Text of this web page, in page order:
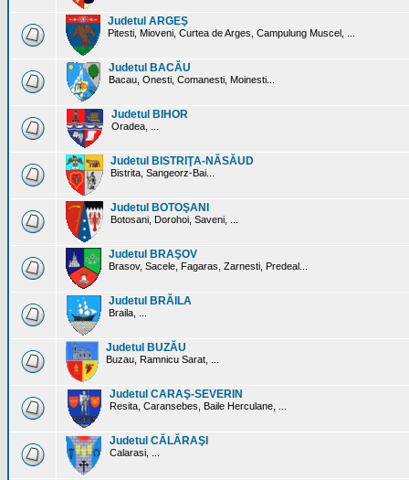
Judetul ARGEŞ
Pitesti, Mioveni, Curtea de Arges, Campulung Muscel, ...
Judetul BACĂU
Bacau, Onesti, Comanesti, Moinesti...
Judetul BIHOR
Oradea, ...
Judetul BISTRIŢA-NĂSĂUD
Bistrita, Sangeorz-Bai...
Judetul BOTOŞANI
Botosani, Dorohoi, Saveni, ...
Judetul BRAŞOV
Brasov, Sacele, Fagaras, Zarnesti, Predeal...
Judetul BRĂILA
Braila, ...
Judetul BUZĂU
Buzau, Ramnicu Sarat, ...
Judetul CARAŞ-SEVERIN
Resita, Caransebes, Baile Herculane, ...
Judetul CĂLĂRAŞI
Calarasi, ...